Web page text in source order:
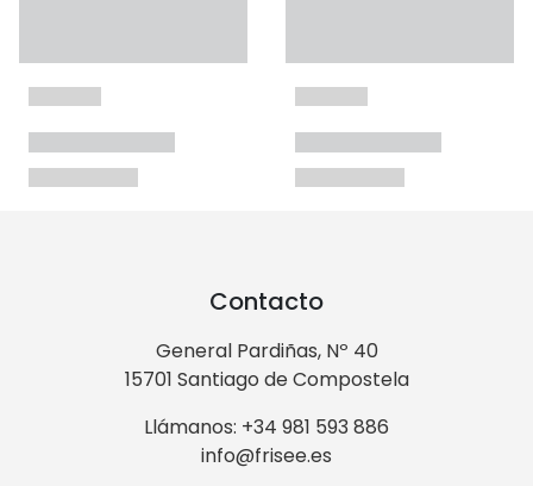
Contacto
General Pardiñas, Nº 40
15701 Santiago de Compostela
Llámanos: +34 981 593 886
info@frisee.es